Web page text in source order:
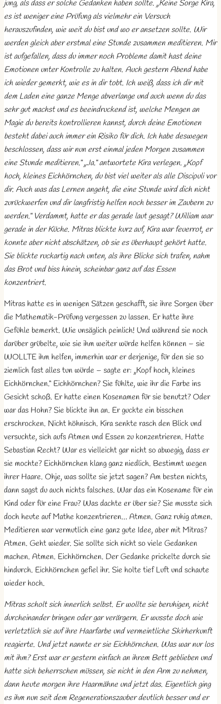
jung, als dass er solche Gedanken haben sollte. „Keine Sorge Kira,
es ist weniger eine Prüfung als vielmehr ein Versuch
herauszufinden, wie weit du bist und wo er ansetzen sollte. Wir
werden gleich aber erstmal eine Stunde zusammen meditieren. Mir
ist aufgefallen, dass du immer noch Probleme damit hast deine
Emotionen unter Kontrolle zu halten. Auch gestern Abend habe
ich wieder gemerkt, wie es in dir tobt. Ich weiß, dass ich dir mit
dem Laden eine ganze Menge abverlange und auch wenn du das
sehr gut machst und es beeindruckend ist, welche Mengen an
Magie du bereits kontrollieren kannst, durch deine Emotionen
besteht dabei auch immer ein Risiko für dich. Ich habe deswegen
beschlossen, dass wir nun erst einmal jeden Morgen zusammen
eine Stunde meditieren.“ „Ja.“ antwortete Kira verlegen. „Kopf
hoch, kleines Eichhörnchen, du bist viel weiter als alle Discipuli vor
dir. Auch was das Lernen angeht, die eine Stunde wird dich nicht
zurückwerfen und dir langfristig helfen noch besser im Zaubern zu
werden.“ Verdammt, hatte er das gerade laut gesagt? William war
gerade in der Küche. Mitras blickte kurz auf, Kira war feuerrot, er
konnte aber nicht abschätzen, ob sie es überhaupt gehört hatte.
Sie blickte ruckartig nach unten, als ihre Blicke sich trafen, nahm
das Brot und biss hinein, scheinbar ganz auf das Essen
konzentriert.
Mitras hatte es in wenigen Sätzen geschafft, sie ihre Sorgen über
die Mathematik-Prüfung vergessen zu lassen. Er hatte ihre
Gefühle bemerkt. Wie unsäglich peinlich! Und während sie noch
darüber grübelte, wie sie ihm weiter würde helfen können – sie
WOLLTE ihm helfen, immerhin war er derjenige, für den sie so
ziemlich fast alles tun würde – sagte er: „Kopf hoch, kleines
Eichhörnchen.“ Eichhörnchen? Sie fühlte, wie ihr die Farbe ins
Gesicht schoß. Er hatte einen Kosenamen für sie benutzt? Oder
war das Hohn? Sie blickte ihn an. Er guckte ein bisschen
erschrocken. Nicht höhnisch. Kira senkte rasch den Blick und
versuchte, sich aufs Atmen und Essen zu konzentrieren. Hatte
Sebastian Recht? War es vielleicht gar nicht so abwegig, dass er
sie mochte? Eichhörnchen klang ganz niedlich. Bestimmt wegen
ihrer Haare. Ohje, was sollte sie jetzt sagen? Am besten nichts,
dann sagst du auch nichts falsches. War das ein Kosename für ein
Kind oder für eine Frau? Was dachte er über sie? Sie musste sich
doch heute auf Mathe konzentrieren… Atmen. Ganz ruhig atmen.
Meditieren war vermutlich eine ganz gute Idee, aber mit Mitras?
Atmen. Geht wieder. Sie sollte sich nicht so viele Gedanken
machen. Atmen. Eichhörnchen. Der Gedanke prickelte durch sie
hindurch. Eichhörnchen gefiel ihr. Sie holte tief Luft und schaute
wieder hoch.
Mitras scholt sich innerlich selbst. Er wollte sie beruhigen, nicht
durcheinander bringen oder gar verärgern. Er wusste doch wie
verletztlich sie auf ihre Haarfarbe und vermeintliche Skirherkunft
reagierte. Und jetzt nannte er sie Eichhörnchen. Was war nur los
mit ihm? Erst war er gestern einfach an ihrem Bett geblieben und
hatte sich beherrschen müssen, sie nicht in den Arm zu nehmen,
dann heute morgen ihre Haarmähne und jetzt das. Eigentlich ging
es ihm nun seit dem Regenerationszauber deutlich besser und er